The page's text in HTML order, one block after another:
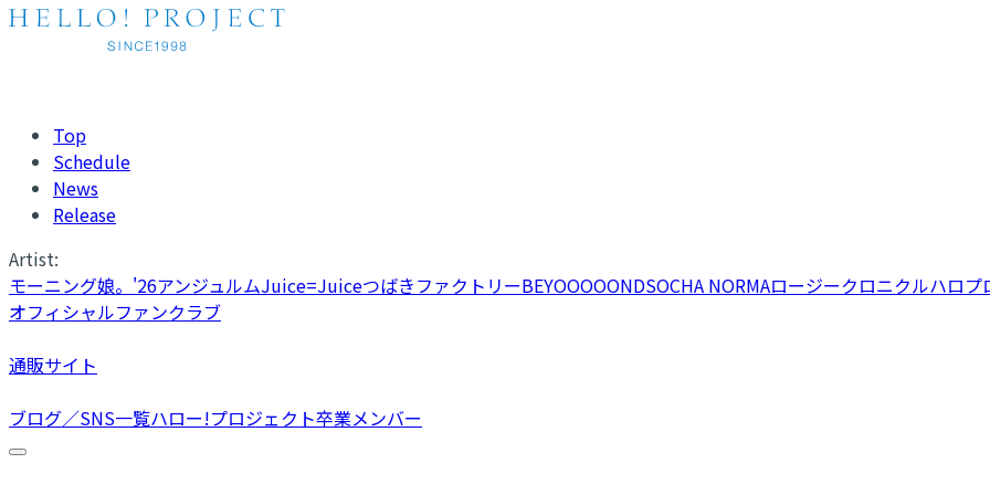
Top
Schedule
News
Release
Artist:
モーニング娘。'26アンジュルムJuice=JuiceつばきファクトリーBEYOOOOONDSOCHA NORMAロージークロニクルハロプ
オフィシャルファンクラブ
通販サイト
ブログ／SNS一覧ハロー!プロジェクト卒業メンバー